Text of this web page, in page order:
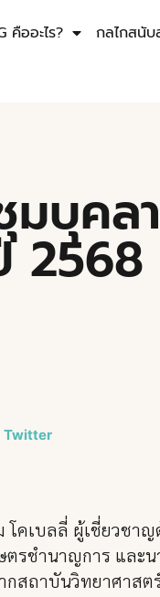
คืออะไร? กลไกสนั
มบุค
Twitter
โคเบลลี่ ผู้เชี่ยวช
รชำนาญการ และ
สถาบันวิทยาศาสต